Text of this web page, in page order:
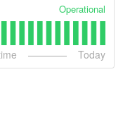
Operational
Today